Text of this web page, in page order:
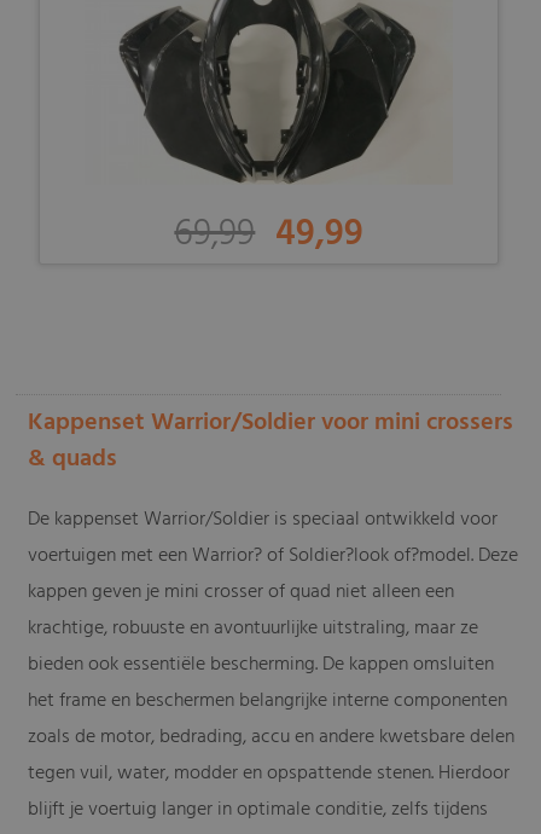
69,99 49,99
Kappenset Warrior/Soldier voor mini crossers
& quads
De kappenset Warrior/Soldier is speciaal ontwikkeld voor
voertuigen met een Warrior? of Soldier?look of?model. Deze
kappen geven je mini crosser of quad niet alleen een
krachtige, robuuste en avontuurlijke uitstraling, maar ze
bieden ook essentiële bescherming. De kappen omsluiten
het frame en beschermen belangrijke interne componenten
zoals de motor, bedrading, accu en andere kwetsbare delen
tegen vuil, water, modder en opspattende stenen. Hierdoor
blijft je voertuig langer in optimale conditie, zelfs tijdens